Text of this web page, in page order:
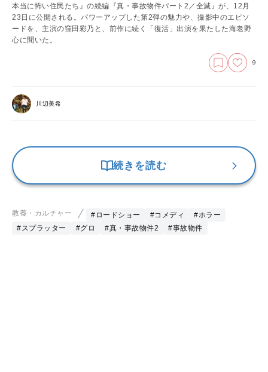
本当に怖い住民たち』の続編『真・事故物件パート2／全滅』が、12月
23日に公開される。パワーアップした第2弾の魅力や、撮影中のエピソ
ードを、主演の窪田彩乃と、前作に続く「復活」出演を果たした海老野
心に聞いた。
9
川辺美希
続きを読む
教養・カルチャー #ロードショー #コメディ
#ホラー
#スプラッター
#グロ #真・事故物件2 #事故物件